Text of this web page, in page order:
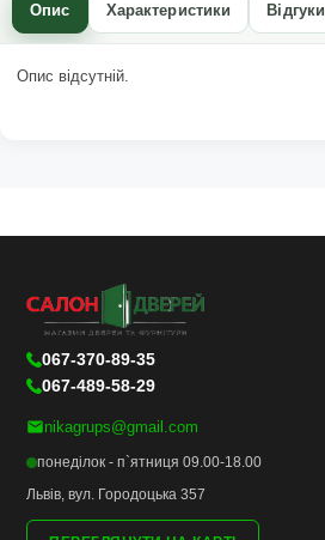
Опис Характеристики Відгуки
Опис відсутній.
067-370-89-35
067-489-58-29
nikagrups@gmail.com
понеділок - п`ятниця 09.00-18.00
Львів, вул. Городоцька 357